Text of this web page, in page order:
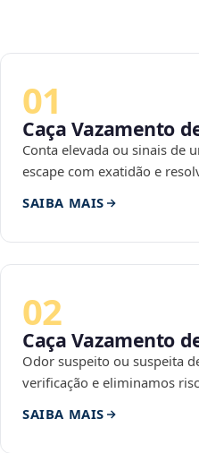
01
Caça Vazamento
Conta elevada ou sinais de
escape com exatidão e
SAIBA MAIS
02
Caça Vazamento
Odor suspeito ou suspeita
verificação e eliminamos
SAIBA MAIS